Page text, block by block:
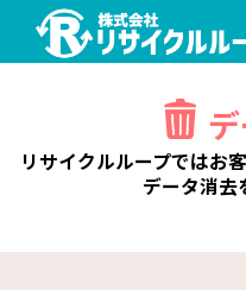
リサイクルループではお
データ消去